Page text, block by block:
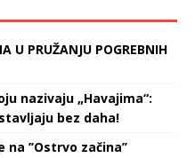
U PRUŽANJU POGREBNIH
nazivaju „Havajima“:
bez daha!
’’Ostrvo začina’’